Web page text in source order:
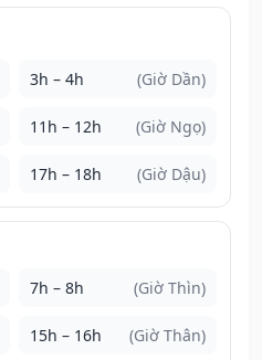
3h – 4h (Giờ Dần)
11h – 12h (Giờ Ngọ)
17h – 18h (Giờ Dậu)
7h – 8h (Giờ Thìn)
15h – 16h (Giờ Thân)